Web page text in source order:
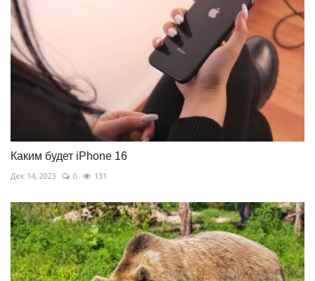
Каким будет iPhone 16
Дек 14, 2023 0 131